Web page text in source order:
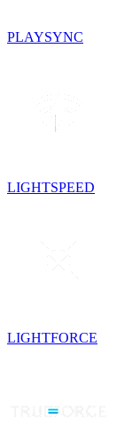
PLAYSYNC
LIGHTSPEED
LIGHTFORCE